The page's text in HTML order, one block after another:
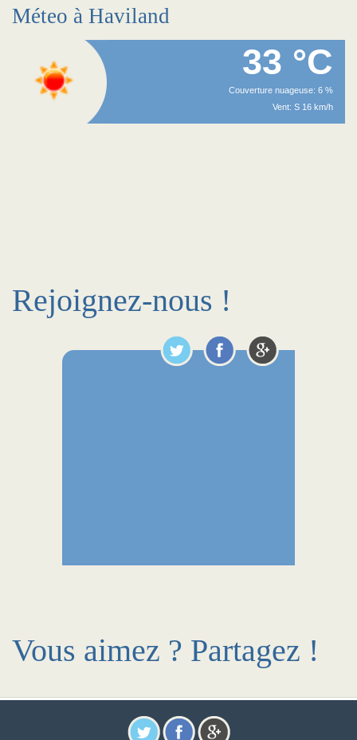
Méteo à Haviland
33 °C
Couverture nuageuse: 6 %
Vent: S 16 km/h
Rejoignez-nous !
Vous aimez ? Partagez !